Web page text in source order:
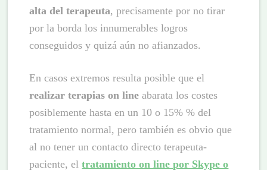
alta del terapeuta, precisamente por no tirar
por la borda los innumerables logros
conseguidos y quizá aún no afianzados.
En casos extremos resulta posible que el
realizar terapias on line abarata los costes
posiblemente hasta en un 10 o 15% % del
tratamiento normal, pero también es obvio que
al no tener un contacto directo terapeuta-
paciente, eltratamiento on line por Skype o